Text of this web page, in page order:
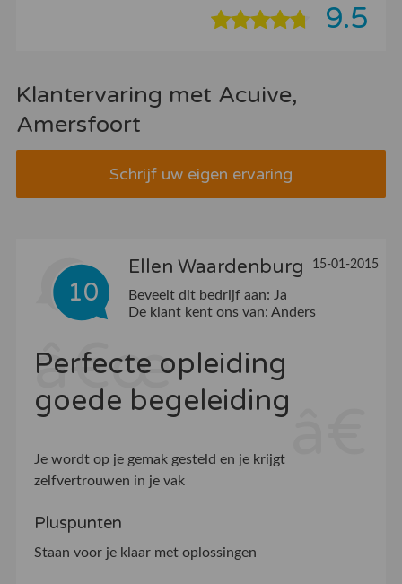
9.5
Klantervaring met Acuive,
Amersfoort
Schrijf uw eigen ervaring
10
Ellen Waardenburg 15-01-2015
Beveelt dit bedrijf aan: Ja
De klant kent ons van: Anders
Perfecte opleiding
goede begeleiding
Je wordt op je gemak gesteld en je krijgt
zelfvertrouwen in je vak
Pluspunten
Staan voor je klaar met oplossingen